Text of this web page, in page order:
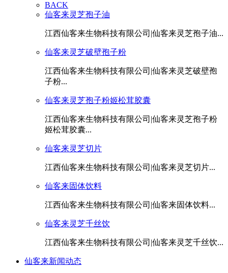
BACK
仙客来灵芝孢子油
江西仙客来生物科技有限公司|仙客来灵芝孢子油...
仙客来灵芝破壁孢子粉
江西仙客来生物科技有限公司|仙客来灵芝破壁孢
子粉...
仙客来灵芝孢子粉姬松茸胶囊
江西仙客来生物科技有限公司|仙客来灵芝孢子粉
姬松茸胶囊...
仙客来灵芝切片
江西仙客来生物科技有限公司|仙客来灵芝切片...
仙客来固体饮料
江西仙客来生物科技有限公司|仙客来固体饮料...
仙客来灵芝千丝饮
江西仙客来生物科技有限公司|仙客来灵芝千丝饮...
仙客来新闻动态